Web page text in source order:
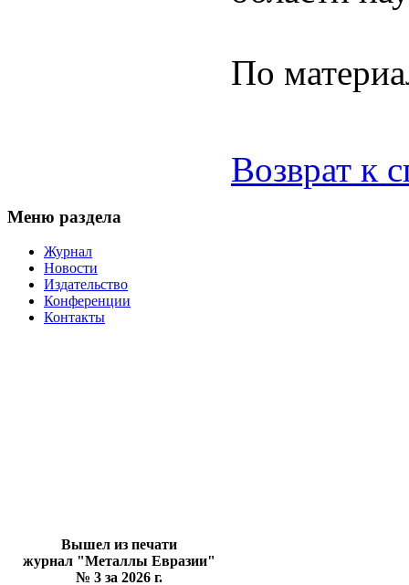
По
Возврат к
Меню раздела
Журнал
Новости
Издательство
Конференции
Контакты
Вышел из печати
журнал "Металлы Евразии"
№ 3 за 2026 г.